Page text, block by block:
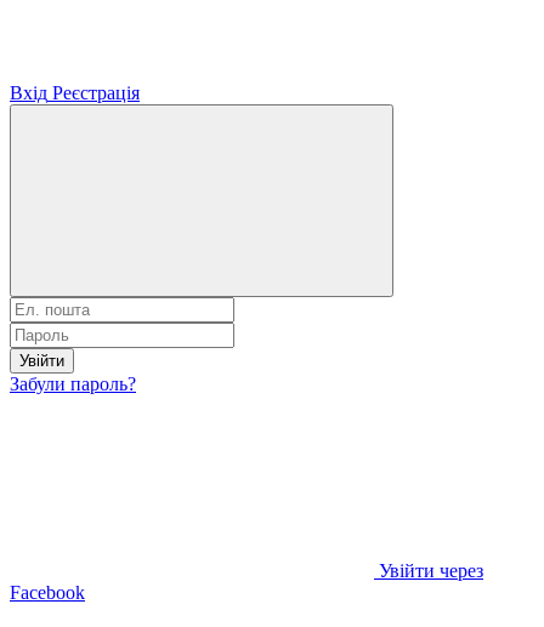
Вхід Реєстрація
Увійти
Забули пароль?
Увійти через
Facebook